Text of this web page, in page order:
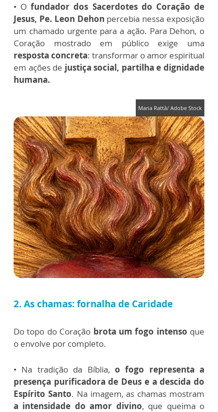
• Ofundador dos Sacerdotes do Coração de
Jesus, Pe. Leon Dehon percebia nessa exposição
um chamado urgente para a ação. Para Dehon, o
Coração mostrado em público exige uma
resposta concreta: transformar o amor espiritual
em ações de justiça social, partilha e dignidade
humana.
Maria Rattà/ Adobe Stock
2. As chamas: fornalha de Caridade
Do topo do Coração brota um fogo intenso que
o envolve por completo.
• Na tradição da Bíblia, o fogo representa a
presença purificadora de Deus e a descida do
Espírito Santo. Na imagem, as chamas mostram
a intensidade do amor divino, que queima o